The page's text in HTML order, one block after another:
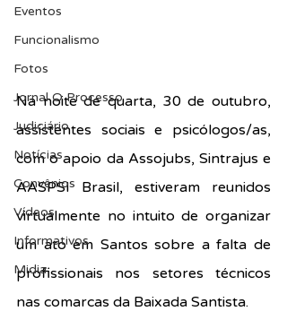
Eventos
Funcionalismo
Fotos
Jornal O Processo
Judiciário
Notícias
Convênios
Vídeos
Informativos
Midia
Na noite de quarta, 30 de outubro,
assistentes sociais e psicólogos/as,
com o apoio da Assojubs, Sintrajus e
AASPSI Brasil, estiveram reunidos
virtualmente no intuito de organizar
um ato em Santos sobre a falta de
profissionais nos setores técnicos
nas comarcas da Baixada Santista.